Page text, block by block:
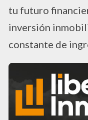
tu futuro
inversión
constante de